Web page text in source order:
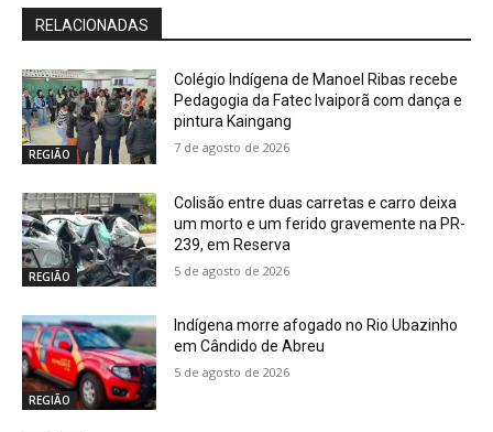
RELACIONADAS
REGIÃO
Colégio Indígena de Manoel Ribas recebe
Pedagogia da Fatec Ivaiporã com dança e
pintura Kaingang
7 de agosto de 2026
REGIÃO
Colisão entre duas carretas e carro deixa
um morto e um ferido gravemente na PR-
239, em Reserva
5 de agosto de 2026
REGIÃO
Indígena morre afogado no Rio Ubazinho
em Cândido de Abreu
5 de agosto de 2026